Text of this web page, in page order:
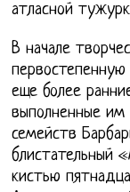
атласной
В начале
еще более
выполненные им
семейств
блистательный
кистью